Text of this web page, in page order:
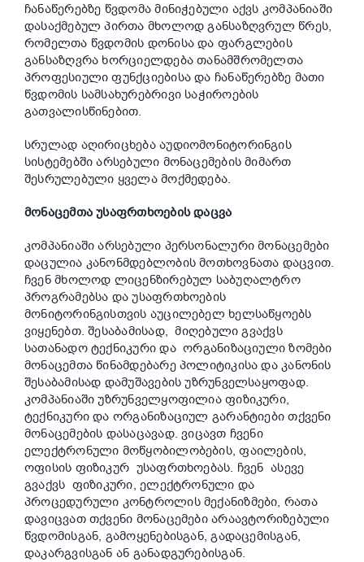
ჩანაწერებზე წვდომა მინიჭებული აქვს კომპანიაში
დასაქმებულ პირთა მხოლოდ განსაზღვრულ წრეს,
რომელთა წვდომის დონისა და ფარგლების
განსაზღვრა ხორციელდება თანამშრომელთა
პროფესიული ფუნქციებისა და ჩანაწერებზე მათი
წვდომის სამსახურებრივი საჭიროების
გათვალისწინებით.
სრულად აღირიცხება აუდიომონიტორინგის
სისტემებში არსებული მონაცემების მიმართ
შესრულებული ყველა მოქმედება.
მონაცემთა უსაფრთხოების დაცვა
კომპანიაში არსებული პერსონალური მონაცემები
დაცულია კანონმდებლობის მოთხოვნათა დაცვით.
ჩვენ მხოლოდ ლიცენზირებულ საბუღალტრო
პროგრამებსა და უსაფრთხოების
მონიტორინგისთვის აუცილებელ ხელსაწყოებს
ვიყენებთ. შესაბამისად, მიღებული გვაქვს
სათანადო ტექნიკური და ორგანიზაციული ზომები
მონაცემთა წინამდებარე პოლიტიკისა და კანონის
შესაბამისად დამუშავების უზრუნველსაყოფად.
კომპანიაში უზრუნველყოფილია ფიზიკური,
ტექნიკური და ორგანიზაციულ გარანტიები თქვენი
მონაცემების დასაცავად. ვიცავთ ჩვენი
ელექტრონული მოწყობილობების, ფაილების,
ოფისის ფიზიკურ უსაფრთხოებას. ჩვენ ასევე
გვაქვს ფიზიკური, ელექტრონული და
პროცედურული კონტროლის მექანიზმები, რათა
დავიცვათ თქვენი მონაცემები არაავტორიზებული
წვდომისგან, გამოყენებისგან, გადაცემისგან,
დაკარგვისგან ან განადგურებისგან.